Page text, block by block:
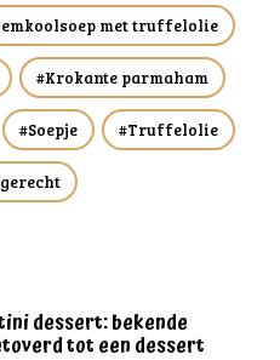
met truffelolie
Krokante parmaham
Soepje Truffelolie
dessert: bekende
tot een dessert